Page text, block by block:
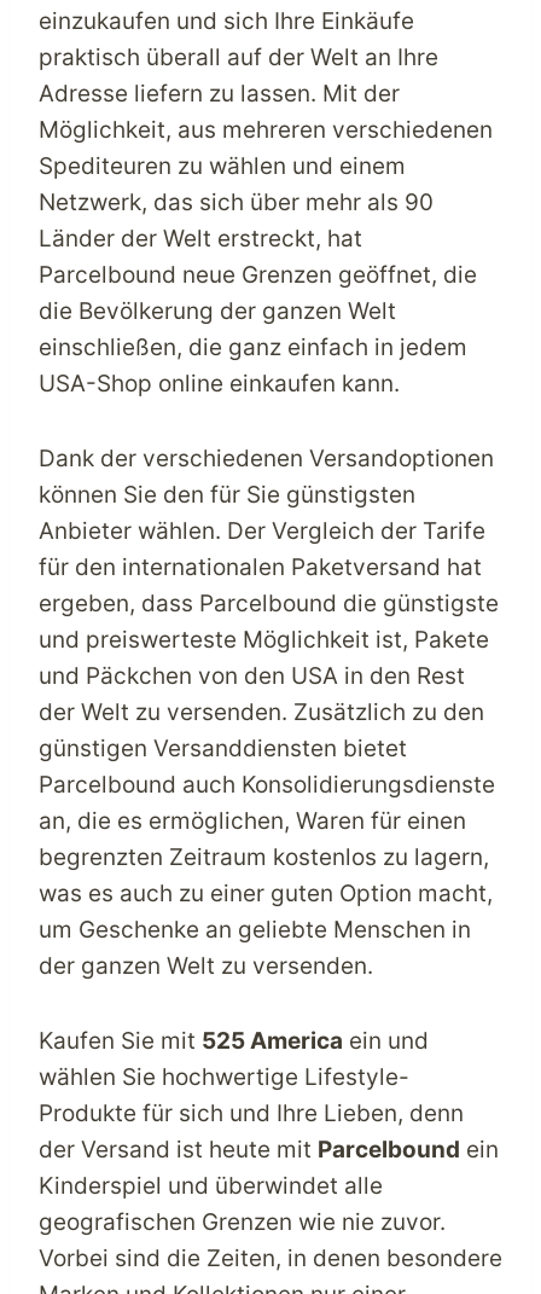
einzukaufen und sich Ihre Einkäufe
praktisch überall auf der Welt an Ihre
Adresse liefern zu lassen. Mit der
Möglichkeit, aus mehreren verschiedenen
Spediteuren zu wählen und einem
Netzwerk, das sich über mehr als 90
Länder der Welt erstreckt, hat
Parcelbound neue Grenzen geöffnet, die
die Bevölkerung der ganzen Welt
einschließen, die ganz einfach in jedem
USA-Shop online einkaufen kann.
Dank der verschiedenen Versandoptionen
können Sie den für Sie günstigsten
Anbieter wählen. Der Vergleich der Tarife
für den internationalen Paketversand hat
ergeben, dass Parcelbound die günstigste
und preiswerteste Möglichkeit ist, Pakete
und Päckchen von den USA in den Rest
der Welt zu versenden. Zusätzlich zu den
günstigen Versanddiensten bietet
Parcelbound auch Konsolidierungsdienste
an, die es ermöglichen, Waren für einen
begrenzten Zeitraum kostenlos zu lagern,
was es auch zu einer guten Option macht,
um Geschenke an geliebte Menschen in
der ganzen Welt zu versenden.
Kaufen Sie mit 525 America ein und
wählen Sie hochwertige Lifestyle-
Produkte für sich und Ihre Lieben, denn
der Versand ist heute mit Parcelbound ein
Kinderspiel und überwindet alle
geografischen Grenzen wie nie zuvor.
Vorbei sind die Zeiten, in denen besondere